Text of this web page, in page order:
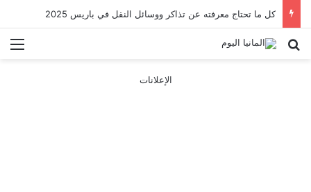
كل ما تحتاج معرفته عن تذاكر ووسائل النقل في باريس 2025
بحث عن
الإعلانات